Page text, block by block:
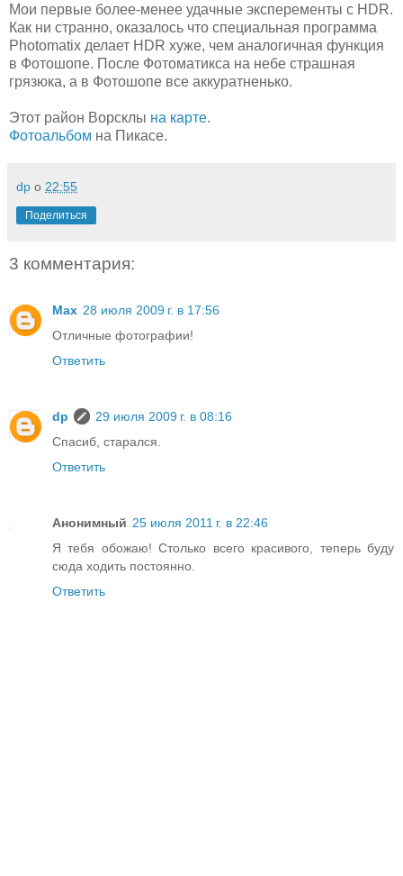
Мои первые более-менее удачные эксперементы с HDR.
Как ни странно, оказалось что специальная программа
Photomatix делает HDR хуже, чем аналогичная функция
в Фотошопе. После Фотоматикса на небе страшная
грязюка, а в Фотошопе все аккуратненько.
Этот район Ворсклы на карте.
Фотоальбом на Пикасе.
dp о 22:55
Поделиться
3 комментария:
Max 28 июля 2009 г. в 17:56
Отличные фотографии!
Ответить
dp
29 июля 2009 г. в 08:16
Спасиб, старался.
Ответить
Анонимный 25 июля 2011 г. в 22:46
Я тебя обожаю! Столько всего красивого, теперь буду
сюда ходить постоянно.
Ответить